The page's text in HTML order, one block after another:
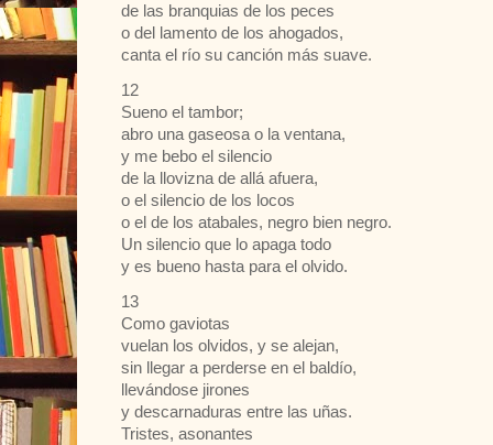
de las branquias de los peces
o del lamento de los ahogados,
canta el río su canción más suave.
12
Sueno el tambor;
abro una gaseosa o la ventana,
y me bebo el silencio
de la llovizna de allá afuera,
o el silencio de los locos
o el de los atabales, negro bien negro.
Un silencio que lo apaga todo
y es bueno hasta para el olvido.
13
Como gaviotas
vuelan los olvidos, y se alejan,
sin llegar a perderse en el baldío,
llevándose jirones
y descarnaduras entre las uñas.
Tristes, asonantes